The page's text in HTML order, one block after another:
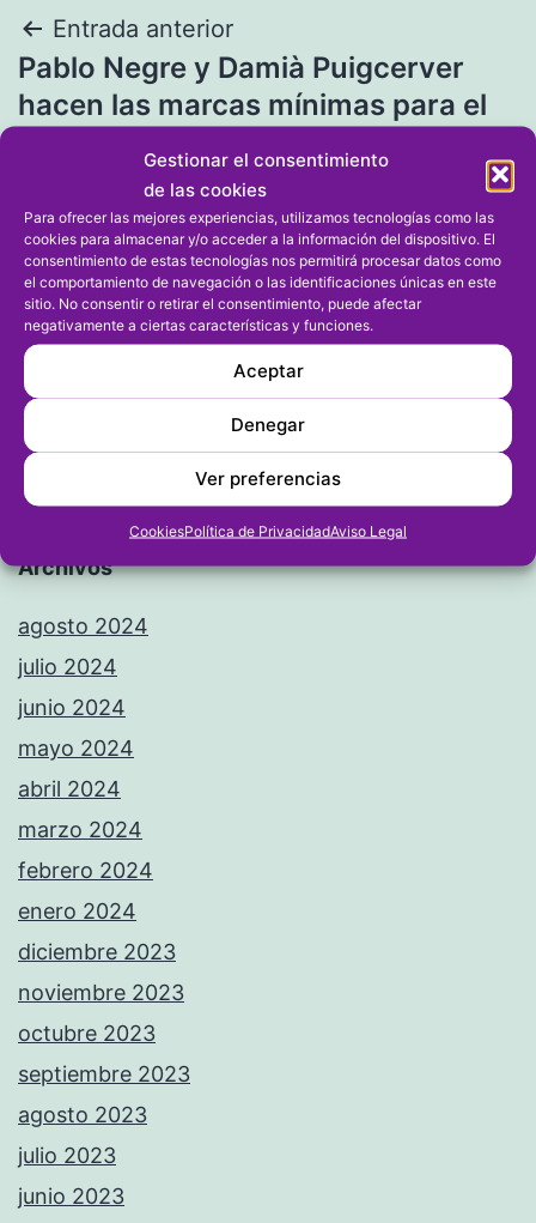
Gestionar el consentimiento
de las cookies
Para ofrecer las mejores experiencias, utilizamos tecnologías como las
cookies para almacenar y/o acceder a la información del dispositivo. El
consentimiento de estas tecnologías nos permitirá procesar datos como
el comportamiento de navegación o las identificaciones únicas en este
sitio. No consentir o retirar el consentimiento, puede afectar
negativamente a ciertas características y funciones.
Aceptar
Denegar
Ver preferencias
CookiesPolítica de PrivacidadAviso Legal
Navegación
de
entradas
Entrada anterior
Pablo Negre y Damià Puigcerver
hacen las marcas mínimas para el
Entrada siguiente
Catorce componentes del Club
Kárate Shotokan Pedreguer cierran
el año logrando el pase de grado
Archivos
agosto 2024
julio 2024
junio 2024
mayo 2024
abril 2024
marzo 2024
febrero 2024
enero 2024
diciembre 2023
noviembre 2023
octubre 2023
septiembre 2023
agosto 2023
julio 2023
junio 2023